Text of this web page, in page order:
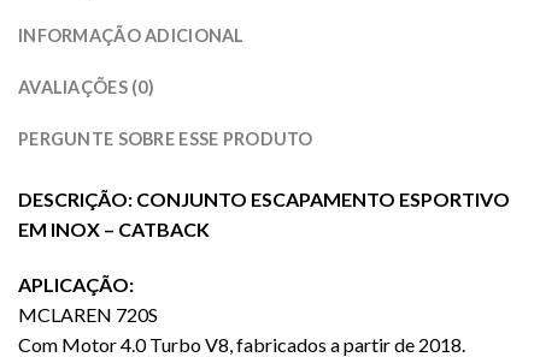
INFORMAÇÃO ADICIONAL
AVALIAÇÕES (0)
PERGUNTE SOBRE ESSE PRODUTO
DESCRIÇÃO: CONJUNTO ESCAPAMENTO ESPORTIVO
EM INOX – CATBACK
APLICAÇÃO:
MCLAREN 720S
Com Motor 4.0 Turbo V8, fabricados a partir de 2018.